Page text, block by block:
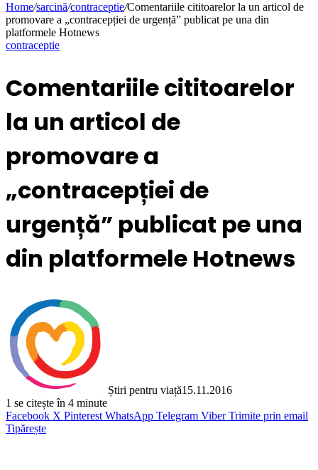
Home/sarcină/contraceptie/Comentariile cititoarelor la un articol de
promovare a „contracepției de urgență” publicat pe una din
platformele Hotnews
contraceptie
Comentariile cititoarelor
la un articol de
promovare a
„contracepției de
urgență” publicat pe una
din platformele Hotnews
Știri pentru viață15.11.2016
1 se citește în 4 minute
Facebook X Pinterest WhatsApp Telegram Viber Trimite prin email
Tipărește